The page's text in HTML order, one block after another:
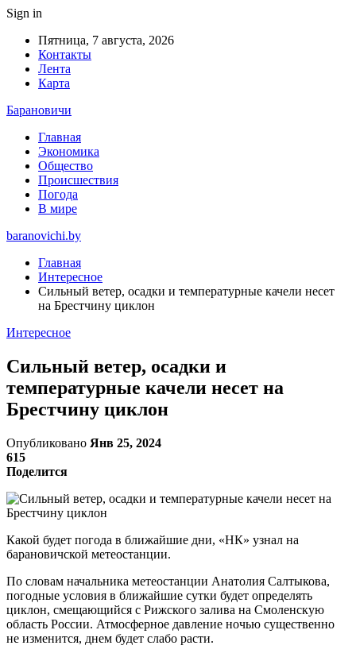
Sign in
Пятница, 7 августа, 2026
Контакты
Лента
Карта
Барановичи
Главная
Экономика
Общество
Происшествия
Погода
В мире
baranovichi.by
Главная
Интересное
Сильный ветер, осадки и температурные качели несет
на Брестчину циклон
Интересное
Сильный ветер, осадки и
температурные качели несет на
Брестчину циклон
Опубликовано Янв 25, 2024
615
Поделится
Какой будет погода в ближайшие дни, «НК» узнал на
барановичской метеостанции.
По словам начальника метеостанции Анатолия Салтыкова,
погодные условия в ближайшие сутки будет определять
циклон, смещающийся с Рижского залива на Смоленскую
область России. Атмосферное давление ночью существенно
не изменится, днем будет слабо расти.